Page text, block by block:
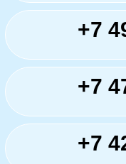
+7
+7
+7